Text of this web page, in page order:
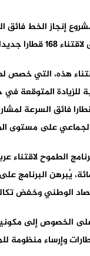
إنجاز الخط
معدات خدمة المسافرين.
على مستوى
الطموح
في المائة، يُبرهن
الوطني وخفض
الخصوص إلى
وإرساء منظومة